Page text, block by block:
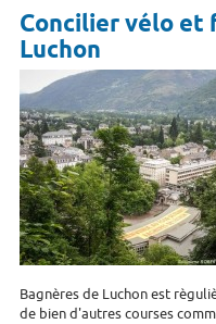
Concilier vélo et
Luchon
Bagnères de Luchon est
de bien d'autres courses